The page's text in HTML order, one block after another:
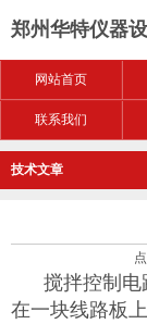
郑州华特仪器
网站首页
联系我们
技术文章
搅拌控制电
在一块线路板